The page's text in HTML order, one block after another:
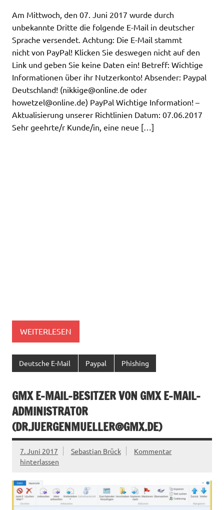
Am Mittwoch, den 07. Juni 2017 wurde durch
unbekannte Dritte die folgende E-Mail in deutscher
Sprache versendet. Achtung: Die E-Mail stammt
nicht von PayPal! Klicken Sie deswegen nicht auf den
Link und geben Sie keine Daten ein! Betreff: Wichtige
Informationen über ihr Nutzerkonto! Absender: Paypal
Deutschland! (nikkige@online.de oder
howetzel@online.de) PayPal Wichtige Information! –
Aktualisierung unserer Richtlinien Datum: 07.06.2017
Sehr geehrte/r Kunde/in, eine neue […]
WEITERLESEN
Deutsche E-Mail Paypal Phishing
GMX E-MAIL-BESITZER VON GMX E-MAIL-
ADMINISTRATOR
(DR.JUERGENMUELLER@GMX.DE)
7. Juni 2017 Sebastian Brück
Kommentar
hinterlassen